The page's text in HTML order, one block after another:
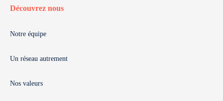
Découvrez nous
Notre équipe
Un réseau autrement
Nos valeurs